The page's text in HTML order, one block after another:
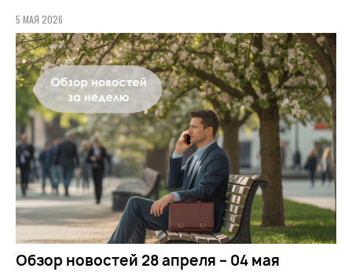
5 МАЯ 2026
Обзор новостей 28 апреля – 04 мая